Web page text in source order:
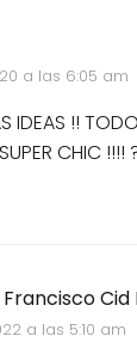
a las 6:05 am
IDEAS !!
CHIC !!!!
Cid
a las 5:10 am